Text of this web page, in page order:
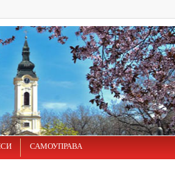
САМОУПРАВА